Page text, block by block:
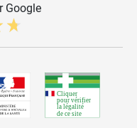
Google